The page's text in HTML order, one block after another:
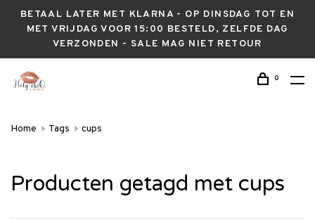
BETAAL LATER MET KLARNA - OP DINSDAG TOT EN
MET VRIJDAG VOOR 15:00 BESTELD, ZELFDE DAG
VERZONDEN - SALE MAG NIET RETOUR
0
Home Tags cups
Producten getagd met cups